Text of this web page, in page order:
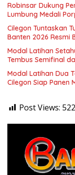
Robinsar Dukung
Lumbung Medali
Cilegon Tuntaskan
Banten 2026 Resmi
Modal Latihan
Tembus Semifinal
Modal Latihan Dua
Cilegon Siap Panen
Post Views: 522